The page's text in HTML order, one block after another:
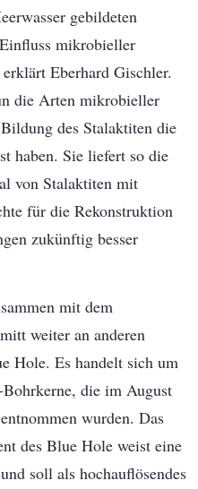
gebildeten
mikrobieller
Eberhard Gischler.
die Arten mikrobieller
des Stalaktiten die
haben. Sie liefert so die
von Stalaktiten mit
für die Rekonstruktion
zukünftig besser
mit dem
weiter an anderen
Hole. Es handelt sich um
die im August
wurden. Das
des Blue Hole weist eine
soll als hochauflösendes